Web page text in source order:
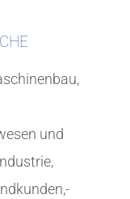
und